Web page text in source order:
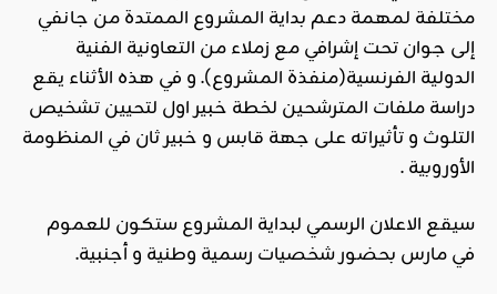
مختلفة لمهمة دعم بداية المشروع الممتدة من جانفي
إلى جوان تحت إشرافي مع زملاء من التعاونية الفنية
الدولية الفرنسية(منفذة المشروع). و في هذه الأثناء يقع
دراسة ملفات المترشحين لخطة خبير اول لتحيين تشخيص
التلوث و تأثيراته على جهة قابس و خبير ثان في المنظومة
الأوروبية .
سيقع الاعلان الرسمي لبداية المشروع ستكون للعموم
في مارس بحضور شخصيات رسمية وطنية و أجنبية.